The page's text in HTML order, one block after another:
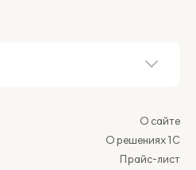
О сайте
О решениях 1С
Прайс-лист